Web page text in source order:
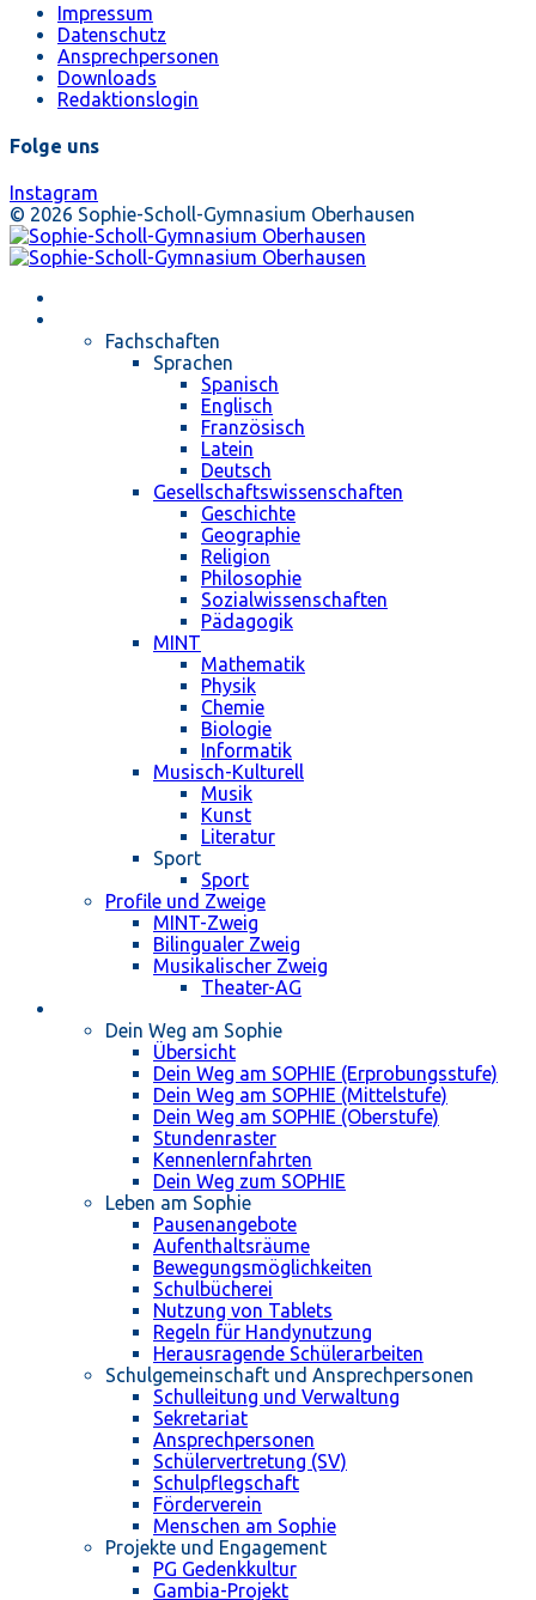
Impressum
Datenschutz
Ansprechpersonen
Downloads
Redaktionslogin
Folge uns
Instagram
© 2026 Sophie-Scholl-Gymnasium Oberhausen
Fachschaften
Sprachen
Spanisch
Englisch
Französisch
Latein
Deutsch
Gesellschaftswissenschaften
Geschichte
Geographie
Religion
Philosophie
Sozialwissenschaften
Pädagogik
MINT
Mathematik
Physik
Chemie
Biologie
Informatik
Musisch-Kulturell
Musik
Kunst
Literatur
Sport
Sport
Profile und Zweige
MINT-Zweig
Bilingualer Zweig
Musikalischer Zweig
Theater-AG
Dein Weg am Sophie
Übersicht
Dein Weg am SOPHIE (Erprobungsstufe)
Dein Weg am SOPHIE (Mittelstufe)
Dein Weg am SOPHIE (Oberstufe)
Stundenraster
Kennenlernfahrten
Dein Weg zum SOPHIE
Leben am Sophie
Pausenangebote
Aufenthaltsräume
Bewegungsmöglichkeiten
Schulbücherei
Nutzung von Tablets
Regeln für Handynutzung
Herausragende Schülerarbeiten
Schulgemeinschaft und Ansprechpersonen
Schulleitung und Verwaltung
Sekretariat
Ansprechpersonen
Schülervertretung (SV)
Schulpflegschaft
Förderverein
Menschen am Sophie
Projekte und Engagement
PG Gedenkkultur
Gambia-Projekt